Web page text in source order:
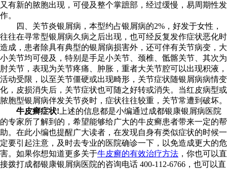
又有新的脓胞出现，可侵及整个掌蹠部，经过缓慢，易周期性发
作。
四、关节炎银屑病，本型约占银屑病的2%，好发于女性，
往往在寻常型银屑病久病之后出现，也可经反复发作症状恶化时
造成，患者除具有典型的银屑病损害外，还可伴有关节病变，大
小关节均可侵及，特别是手足小关节、颈椎、骶髂关节、其次为
肘关节，表现为关节疼痛、肿胀，重者大关节腔可以出现积液，
活动受限，以至关节僵硬或出现畸形，关节症状随银屑病病情变
化，皮损消失后，关节症状也可随之好转或消失。当红皮病型或
脓胞型银屑病伴发关节炎时，症状往往较重，关节常遭到破坏。
牛皮癣症状! 上述的信息都是小编通过成都银康银屑病医院
的专家所了解到的，希望能够给广大的牛皮癣患者带来一定的帮
助。在此小编也提醒广大读者，在发现自身有类似症状的时候一
定要引起注意，及时去专业的医院确诊一下，以免造成更大的危
害。如果你想知道更多关于牛皮癣的有效治疗方法 ，你也可以直
接拨打成都银康银屑病医院的咨询电话 400-112-6766，也可以直